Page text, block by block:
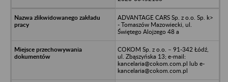
ADVANTAGE CARS Sp. z o.o. Sp. k>
- Tomaszów Mazowiecki, ul.
Świętego Alojzego 48 a
COKOM Sp. z o.o. – 91-342 Łódź,
ul. Zbąszyńska 13; e-mail:
kancelaria@cokom.com.pl lub e-
kancelaria@cokom.com.pl